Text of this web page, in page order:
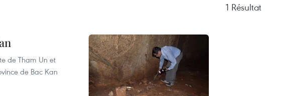
1 Résultat
de Tham Un et
de Bac Kan